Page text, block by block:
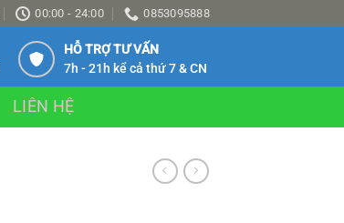
00:00 - 24:00 0853095888
HỖ TRỢ TƯ VẤN
7h - 21h kể cả thứ 7 & CN
LIÊN HỆ